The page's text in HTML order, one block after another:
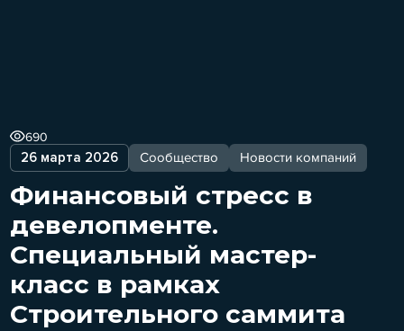
26 марта 2026 Сообщество Новости компаний
690
Финансовый стресс в
девелопменте.
Специальный мастер-
класс в рамках
Строительного саммита